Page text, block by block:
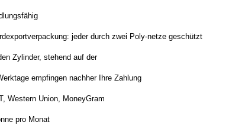
jeder durch zwei Poly-netze geschützt
Zylinder, stehend auf der
empfingen nachher Ihre Zahlung
Western Union, MoneyGram
pro Monat